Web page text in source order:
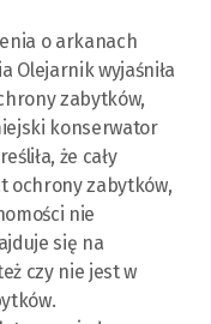
o arkanach
Olejarnik wyjaśniła
zabytków,
konserwator
że cały
ochrony zabytków,
nie
się na
czy nie jest w